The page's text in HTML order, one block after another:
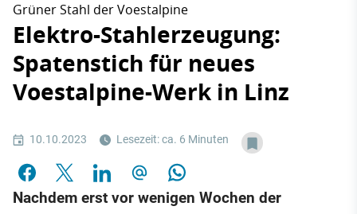
Grüner Stahl der Voestalpine
Elektro-Stahlerzeugung:
Spatenstich für neues
Voestalpine-Werk in Linz
10.10.2023 Lesezeit: ca. 6 Minuten
Nachdem erst vor wenigen Wochen der